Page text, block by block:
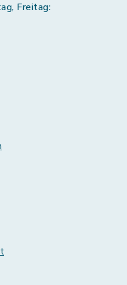
Freitag: